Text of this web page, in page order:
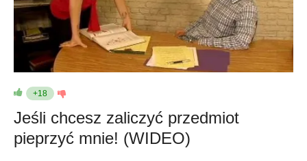
+18
Jeśli chcesz zaliczyć przedmiot
pieprzyć mnie! (WIDEO)